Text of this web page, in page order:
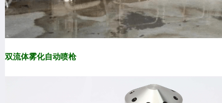
双流体雾化自动喷枪